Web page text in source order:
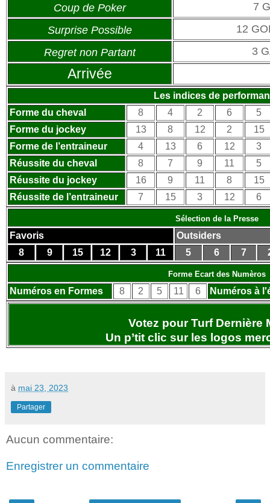
Coup de Poker
7
Surprise Possible
12
Regret non Partant
3
Arrivée
Les indices de
Forme du cheval
8 4 2 6
5
Forme du jockey
13 8 12 2
15
Forme de l’entraineur
4 13 6 12
3
Réussite du cheval
8 7 9 11
5
Réussite du jockey
16 9 11 8
15
Réussite de l’entraineur
7 15 3 12 6
Sélection de la Presse
Favoris
Outsiders
8
9 15 12 3 11 5 6 7
Forme Ecart des Numèros
Numéros en Formes 8 2 5 11 6 Numéros à
Votez pour Turf Dernière
Un p’tit clic sur les logos
à mai 23, 2023
Partager
Aucun commentaire:
Enregistrer un commentaire